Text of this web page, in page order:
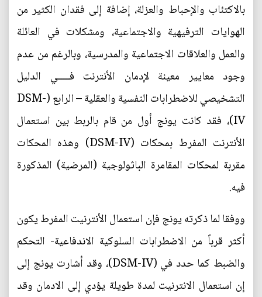
بالاكتئاب والإحباط والعزلة، إضافة إلى فقدان الكثير من
الهوايات الترفيهية والاجتماعية، ومشكلات في العائلة
والعمل والعلاقات الاجتماعية والمدرسية، وبالرغم من عدم
وجود معايير معينة لإدمان الأنترنت فـــــي الدليل
التشخيصي للاضطرابات النفسية والعقلية – الرابع (DSM-
IV)، فقد كانت يونج أول من قام بالربط بين استعمال
الأنترنت المفرط بمحكات (DSM-IV) وهذه المحكات
مقربة لمحكات المقامرة الباثولوجية (المرضية) المذكورة
فيه.
ووفقا لما ذكرته يونج فإن استعمال الأنترنيت المفرط يكون
أكثر قرباً من الاضطرابات السلوكية الاندفاعية- التحكم
والضبط كما حدد في (DSM-IV)، وقد أشارت يونج إلى
إن استعمال الانترنيت لمدة طويلة يؤدي إلى الادمان وقد